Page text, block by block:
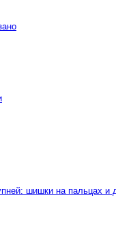
шишки на пальцах и